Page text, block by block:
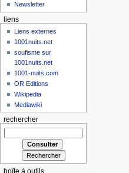
Newsletter
liens
Liens externes
1001nuits.net
soufisme sur
1001nuits.net
1001-nuits.com
OR Editions
Wikipedia
Mediawiki
rechercher
boîte à outils